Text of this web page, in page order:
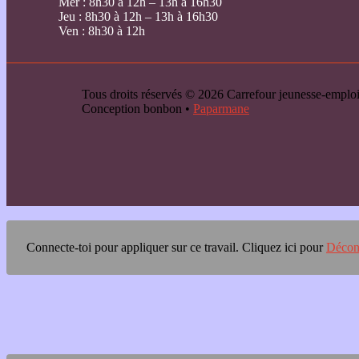
Jeu : 8h30 à 12h – 13h à 16h30
Ven : 8h30 à 12h
Tous droits réservés © 2026 Carrefour jeunesse-
Conception bonbon • Paparmane
Connecte-toi pour appliquer sur ce travail. Cliquez ici pour